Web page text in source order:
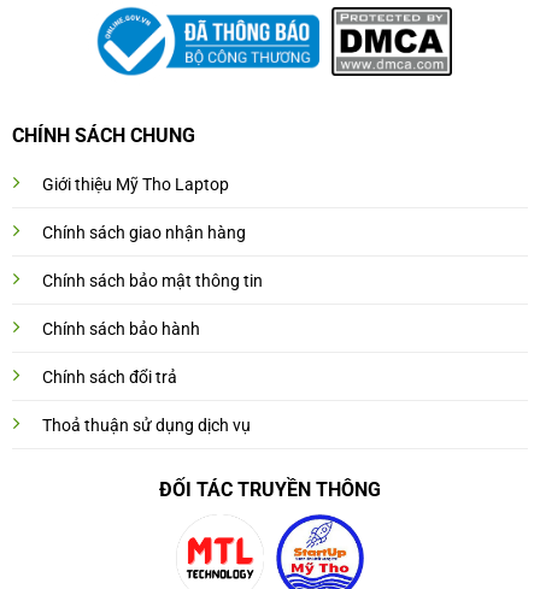
CHÍNH SÁCH CHUNG
Giới thiệu Mỹ Tho Laptop
Chính sách giao nhận hàng
Chính sách bảo mật thông tin
Chính sách bảo hành
Chính sách đổi trả
Thoả thuận sử dụng dịch vụ
ĐỐI TÁC TRUYỀN THÔNG